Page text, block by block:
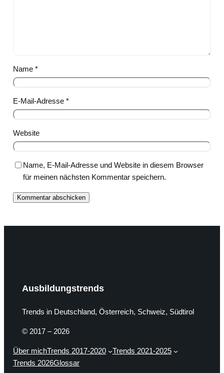
Name *
E-Mail-Adresse *
Website
Name, E-Mail-Adresse und Website in diesem Browser
für meinen nächsten Kommentar speichern.
Ausbildungstrends
Trends in Deutschland, Österreich, Schweiz, Südtirol
© 2017 – 2026
Über michTrends 2017-2020
Trends 2021-2025
Trends 2026Glossar